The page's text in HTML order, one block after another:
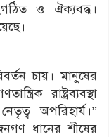
ও ঐক্যবদ্ধ।
চায়। মানুষের
রাষ্ট্রব্যবস্থা
অপরিহার্য।”
ধানের শীষের